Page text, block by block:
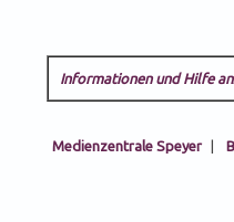
Informationen und Hilfe
Medienzentrale Speyer |